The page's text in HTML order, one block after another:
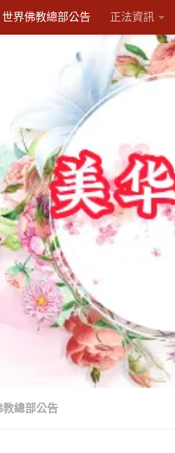
世界佛教總部公告 正法資訊
教總部公告